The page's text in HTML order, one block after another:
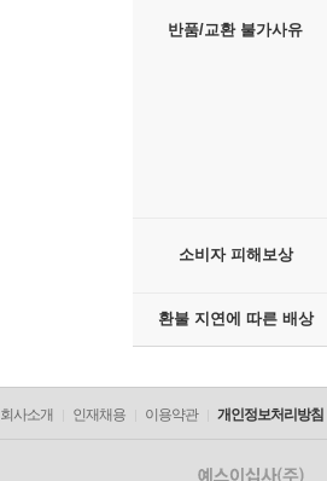
반품/교환 불가사유
소비자 피해보상
환불 지연에 따른 배상
회사소개 인재채용 이용약관 개인정보처리방침